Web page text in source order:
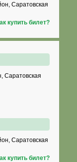
Саратовская
купить билет?
Саратовская
Саратовская
купить билет?